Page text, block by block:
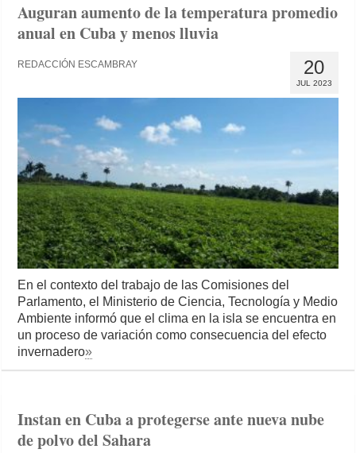
Auguran aumento de la temperatura promedio
anual en Cuba y menos lluvia
20
JUL 2023
REDACCIÓN ESCAMBRAY
En el contexto del trabajo de las Comisiones del
Parlamento, el Ministerio de Ciencia, Tecnología y Medio
Ambiente informó que el clima en la isla se encuentra en
un proceso de variación como consecuencia del efecto
invernadero»
Instan en Cuba a protegerse ante nueva nube
de polvo del Sahara